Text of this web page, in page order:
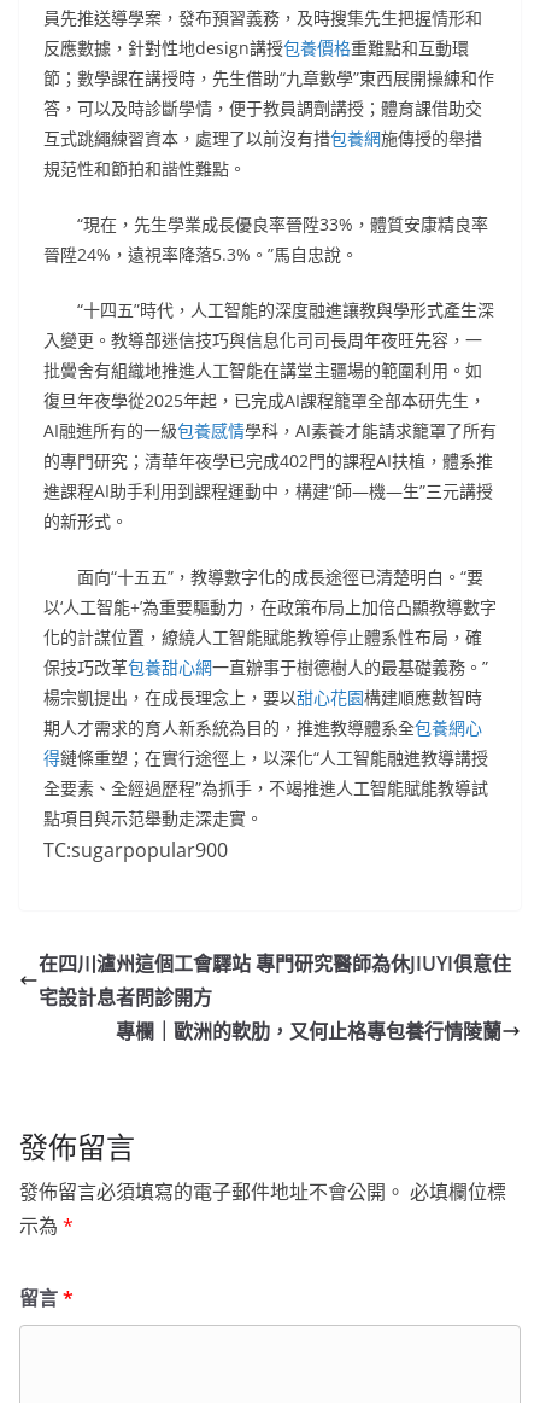
員先推送導學案，發布預習義務，及時搜集先生把握情形和
反應數據，針對性地design講授包養價格重難點和互動環
節；數學課在講授時，先生借助“九章數學”東西展開操練和作
答，可以及時診斷學情，便于教員調劑講授；體育課借助交
互式跳繩練習資本，處理了以前沒有措包養網施傳授的舉措
規范性和節拍和諧性難點。
“現在，先生學業成長優良率晉陞33%，體質安康精良率
晉陞24%，遠視率降落5.3%。”馬自忠說。
“十四五”時代，人工智能的深度融進讓教與學形式產生深
入變更。教導部迷信技巧與信息化司司長周年夜旺先容，一
批黌舍有組織地推進人工智能在講堂主疆場的範圍利用。如
復旦年夜學從2025年起，已完成AI課程籠罩全部本研先生，
AI融進所有的一級包養感情學科，AI素養才能請求籠罩了所有
的專門研究；清華年夜學已完成402門的課程AI扶植，體系推
進課程AI助手利用到課程運動中，構建“師—機—生”三元講授
的新形式。
面向“十五五”，教導數字化的成長途徑已清楚明白。“要
以‘人工智能+’為重要驅動力，在政策布局上加倍凸顯教導數字
化的計謀位置，繚繞人工智能賦能教導停止體系性布局，確
保技巧改革包養甜心網一直辦事于樹德樹人的最基礎義務。”
楊宗凱提出，在成長理念上，要以甜心花園構建順應數智時
期人才需求的育人新系統為目的，推進教導體系全包養網心
得鏈條重塑；在實行途徑上，以深化“人工智能融進教導講授
全要素、全經過歷程”為抓手，不竭推進人工智能賦能教導試
點項目與示范舉動走深走實。
TC:sugarpopular900
在四川瀘州這個工會驛站 專門研究醫師為休JIUYI俱意住
宅設計息者問診開方
專欄｜歐洲的軟肋，又何止格專包養行情陵蘭
發佈留言
發佈留言必須填寫的電子郵件地址不會公開。 必填欄位標
示為 *
留言*